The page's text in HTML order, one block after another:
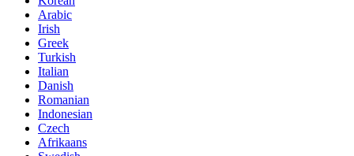
Arabic
Irish
Greek
Turkish
Italian
Danish
Romanian
Indonesian
Czech
Afrikaans